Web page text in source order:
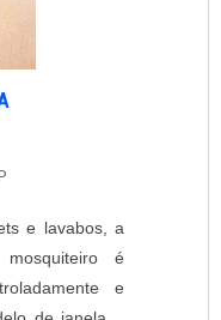
e lavabos, a
é
e